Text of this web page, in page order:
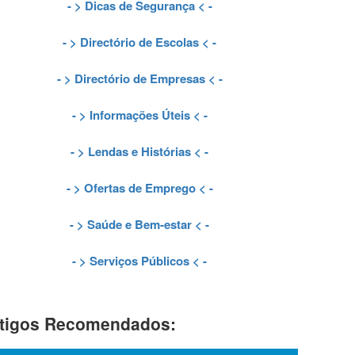
- > Dicas de Segurança< -
- > Directório de Escolas < -
- > Directório de Empresas< -
- > Informações Úteis< -
- > Lendas e Histórias < -
- > Ofertas de Emprego< -
- > Saúde e Bem-estar < -
- > Serviços Públicos < -
Recomendados: